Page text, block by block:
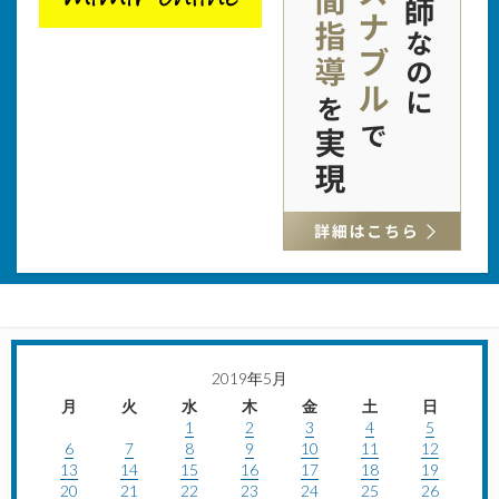
2019年5月
月
火 水 木 金 土
日
1
2 3 4
5
6
7 8 9 10 11
12
13
14 15 16 17 18
19
20
21 22 23 24 25
26